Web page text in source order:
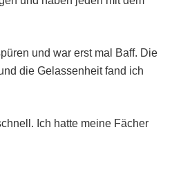
und war erst mal Baff. Die
die Gelassenheit fand ich
Ich hatte meine Fächer